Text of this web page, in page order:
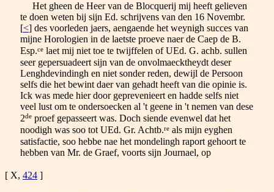
Het gheen de Heer van de Blocquerij mij heeft gelieven
te doen weten bij sijn Ed. schrijvens van den 16 Novembr.
[<] des voorleden jaers, aengaende het weynigh succes van
mijne Horologien in de laetste proeve naer de Caep de B.
Esp.ce laet mij niet toe te twijffelen of UEd. G. achb. sullen
seer gepersuadeert sijn van de onvolmaecktheydt deser
Lenghdevindingh en niet sonder reden, dewijl de Persoon
selfs die het bewint daer van gehadt heeft van die opinie is.
Ick was mede hier door geprevenieert en hadde selfs niet
veel lust om te ondersoecken al 't geene in 't nemen van dese
2de proef gepasseert was. Doch siende evenwel dat het
noodigh was soo tot UEd. Gr. Achtb.re als mijn eyghen
satisfactie, soo hebbe nae het mondelingh raport gehoort te
hebben van Mr. de Graef, voorts sijn Journael, op
[ X, 424 ]